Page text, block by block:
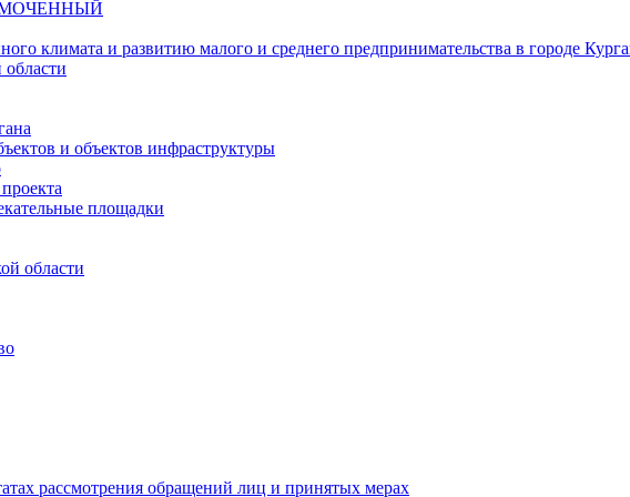
климата и развитию малого и среднего предпринимательства в городе
и объектов инфраструктуры
площадки
области
рассмотрения обращений лиц и принятых мерах